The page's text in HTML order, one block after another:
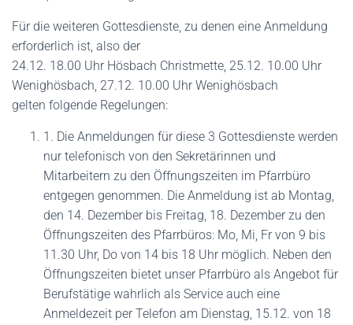
Für die weiteren Gottesdienste, zu denen eine Anmeldung
erforderlich ist, also der
24.12. 18.00 Uhr Hösbach Christmette, 25.12. 10.00 Uhr
Wenighösbach, 27.12. 10.00 Uhr Wenighösbach
gelten folgende Regelungen:
1. Die Anmeldungen für diese 3 Gottesdienste werden
nur telefonisch von den Sekretärinnen und
Mitarbeitern zu den Öffnungszeiten im Pfarrbüro
entgegen genommen. Die Anmeldung ist ab Montag,
den 14. Dezember bis Freitag, 18. Dezember zu den
Öffnungszeiten des Pfarrbüros: Mo, Mi, Fr von 9 bis
11.30 Uhr, Do von 14 bis 18 Uhr möglich. Neben den
Öffnungszeiten bietet unser Pfarrbüro als Angebot für
Berufstätige wahrlich als Service auch eine
Anmeldezeit per Telefon am Dienstag, 15.12. von 18